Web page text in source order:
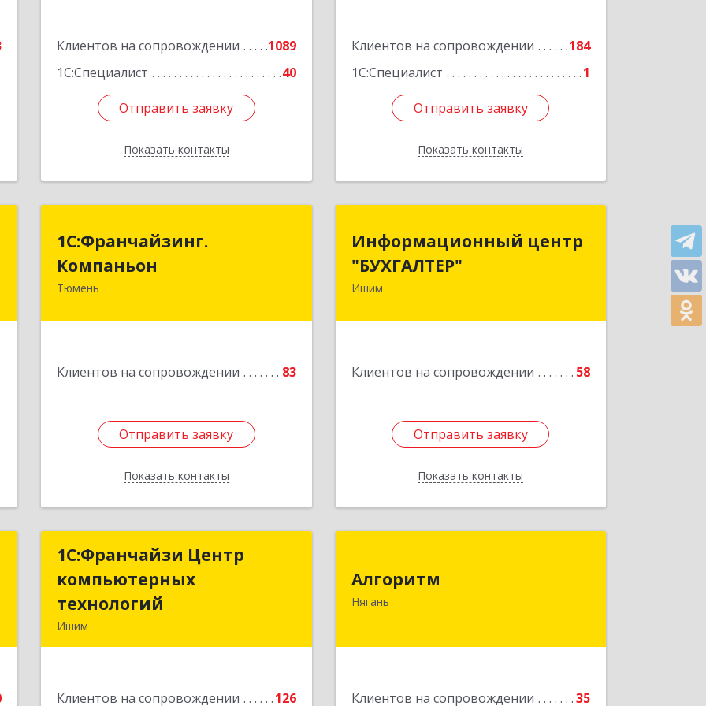
Клиентов на сопровождении
1089
1С:Специалист
40
Отправить заявку
Показать контакты
Отправить заявку
Назад
Клиентов на сопровождении
184
1С:Специалист
1
Отправить заявку
Показать контакты
Отправить заявку
Назад
1С:Франчайзинг.
Компаньон
Тюмень
Клиентов на сопровождении 83
Отправить заявку
Показать контакты
1С:Франчайзинг.
Компаньон
625049, Тюменская обл, Тюмень г,
Подробнее
Отправить заявку
Назад
Информационный центр
"БУХГАЛТЕР"
Ишим
Клиентов на сопровождении 58
Отправить заявку
Показать контакты
Информационный центр
"БУХГАЛТЕР"
Отправить заявку
Назад
1С:Франчайзи Центр
компьютерных
технологий
Ишим
Клиентов на сопровождении
126
1С:Франчайзи Центр
компьютерных
Подробнее
Алгоритм
Нягань
Клиентов на сопровождении
35
Автономный округ - Югра АО, Нягань
блок 2